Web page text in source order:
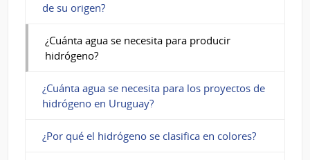
de su origen?
¿Cuánta agua se necesita para producir
hidrógeno?
¿Cuánta agua se necesita para los proyectos de
hidrógeno en Uruguay?
¿Por qué el hidrógeno se clasifica en colores?